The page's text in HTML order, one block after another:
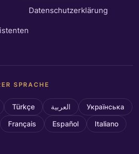
Datenschutzerklärung
SPRACHE
Türkçe العربية Українська
Français Español Italiano